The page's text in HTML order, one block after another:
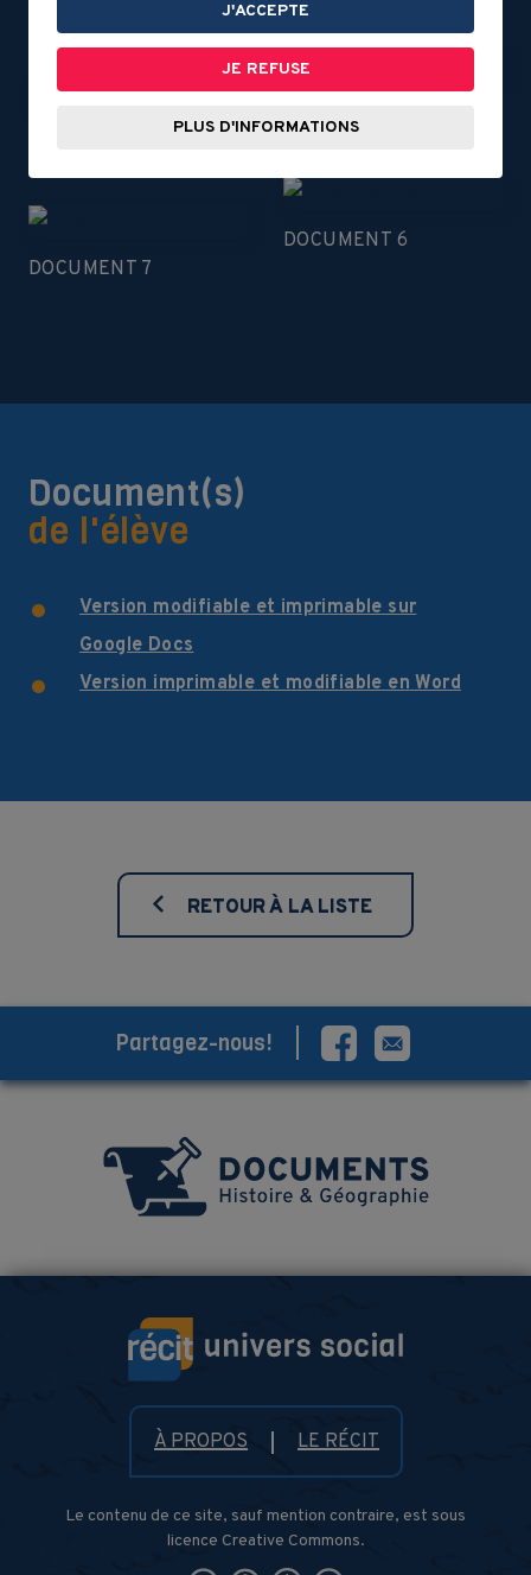
DOCUMENT 6
DOCUMENT 7
Document(s)
de l'élève
Version modifiable et imprimable sur
Google Docs
Version imprimable et modifiable en Word
RETOUR À LA LISTE
À PROPOS LE RÉCIT
Le contenu de ce site, sauf mention contraire, est sous
licence Creative Commons.
Partagez-nous!
J'ACCEPTE
JE REFUSE
PLUS D'INFORMATIONS